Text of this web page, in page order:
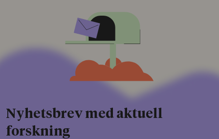
Nyhetsbrev med aktuell
forskning